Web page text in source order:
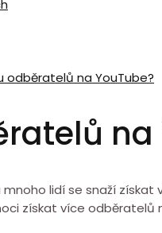
odběratelů na YouTube?
na
lidí se snaží
získat více odběratelů